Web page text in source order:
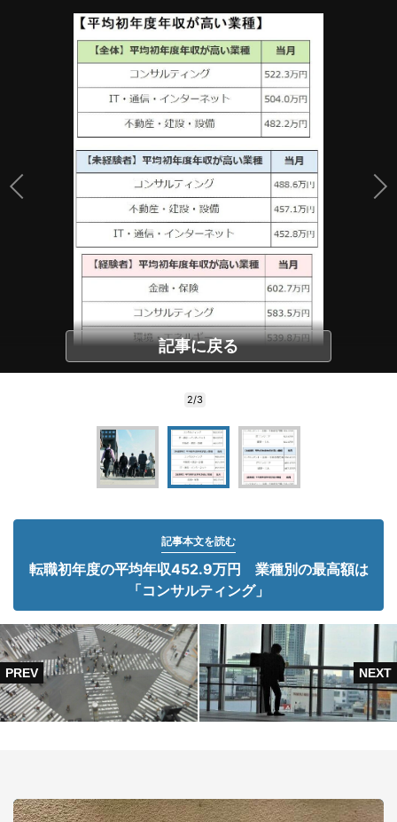
記事に戻る
2/3
記事本文を読む
転職初年度の平均年収452.9万円 業種別の最高額は
「コンサルティング」